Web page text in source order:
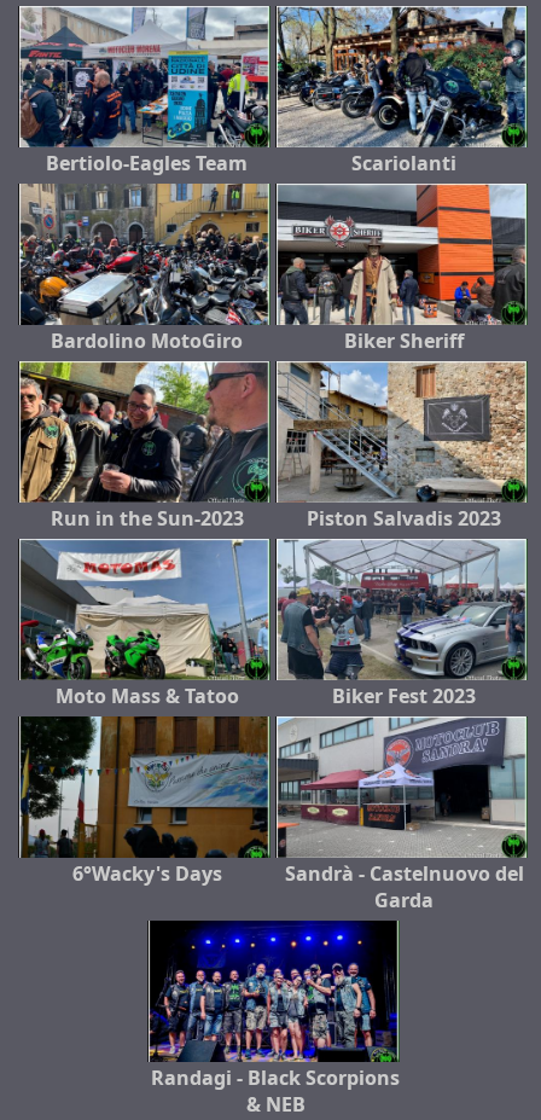
Bertiolo-Eagles Team Scariolanti
Bardolino MotoGiro Biker Sheriff
Run in the Sun-2023 Piston Salvadis 2023
Moto Mass & Tatoo Biker Fest 2023
6°Wacky's Days
Sandrà - Castelnuovo del
Garda
Randagi - Black Scorpions
& NEB